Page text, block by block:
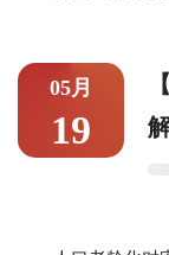
05月
19